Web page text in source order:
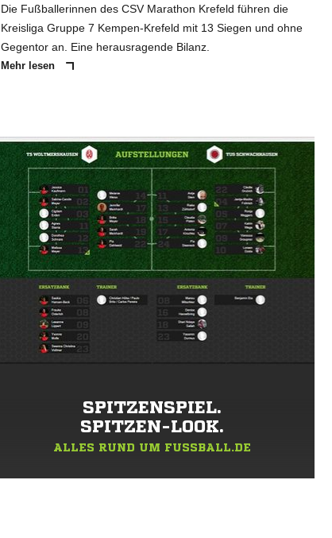
Die Fußballerinnen des CSV Marathon Krefeld führen die
Kreisliga Gruppe 7 Kempen-Krefeld mit 13 Siegen und ohne
Gegentor an. Eine herausragende Bilanz.
Mehr lesen
SPITZENSPIEL.
SPITZEN-LOOK.
ALLES RUND UM FUSSBALL.DE